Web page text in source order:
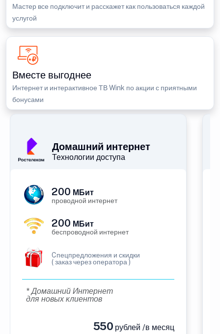
Мастер все подключит и расскажет как пользоваться каждой
услугой
Вместе выгоднее
Интернет и интерактивное ТВ Wink по акции с приятными
бонусами
Домашний интернет
Технологии доступа
200 МБит
проводной интернет
200 МБит
беспроводной интернет
Cпецпредложения и скидки
( заказ через оператора )
* Домашний Интернет
для новых клиентов
550 рублей /в месяц